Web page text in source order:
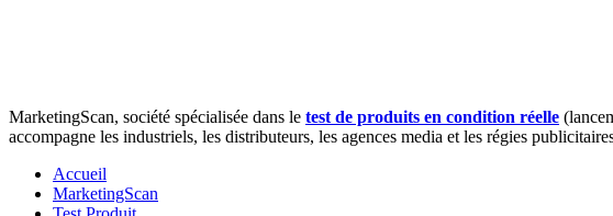
MarketingScan, société spécialisée dans le test de produits en condition réelle
accompagne les industriels, les distributeurs, les agences media et les régies
Accueil
MarketingScan